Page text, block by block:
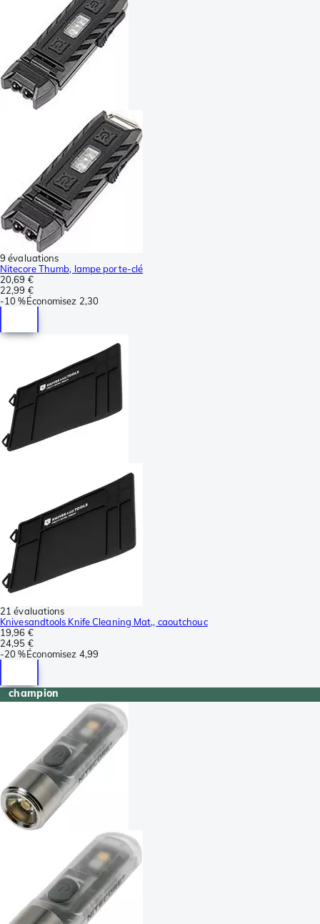
9 évaluations
Nitecore Thumb, lampe porte-clé
20,69 €
22,99 €
-10 %Économisez 2,30
21 évaluations
Knivesandtools Knife Cleaning Mat,, caoutchouc
19,96 €
24,95 €
-20 %Économisez 4,99
champion